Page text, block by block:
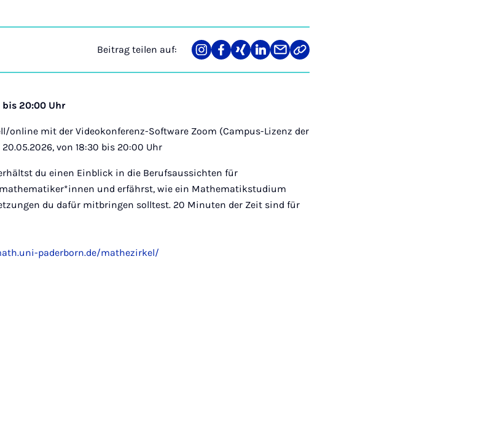
Beitrag teilen auf:
Teilen
auf
Teilen
auf
Teilen
auf
Teilen
auf
Teilen
über
Link
kopieren
bis 20:00 Uhr
online mit der Videokonferenz-Software Zoom (Campus-Lizenz der
von 18:30 bis 20:00 Uhr
du einen Einblick in die Berufsaussichten für
und erfährst, wie ein Mathematikstudium
du dafür mitbringen solltest. 20 Minuten der Zeit sind für
paderborn.de/mathezirkel/